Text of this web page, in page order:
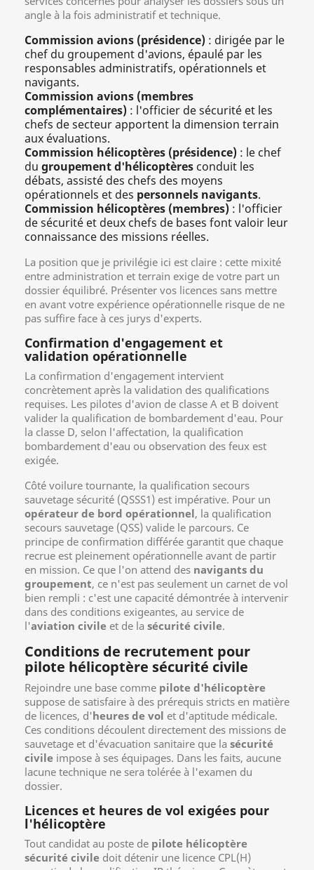
angle à la fois administratif et technique.
Commission avions (présidence) : dirigée par le
chef du groupement d'avions, épaulé par les
responsables administratifs, opérationnels et
navigants.
Commission avions (membres
complémentaires) : l'officier de sécurité et les
chefs de secteur apportent la dimension terrain
aux évaluations.
Commission hélicoptères (présidence) : le chef
du groupement d'hélicoptères conduit les
débats, assisté des chefs des moyens
opérationnels et des personnels navigants.
Commission hélicoptères (membres) : l'officier
de sécurité et deux chefs de bases font valoir leur
connaissance des missions réelles.
La position que je privilégie ici est claire : cette mixité
entre administration et terrain exige de votre part un
dossier équilibré. Présenter vos licences sans mettre
en avant votre expérience opérationnelle risque de ne
pas suffire face à ces jurys d'experts.
Confirmation d'engagement et
validation opérationnelle
La confirmation d'engagement intervient
concrètement après la validation des qualifications
requises. Les pilotes d'avion de classe A et B doivent
valider la qualification de bombardement d'eau. Pour
la classe D, selon l'affectation, la qualification
bombardement d'eau ou observation des feux est
exigée.
Côté voilure tournante, la qualification secours
sauvetage sécurité (QSSS1) est impérative. Pour un
opérateur de bord opérationnel, la qualification
secours sauvetage (QSS) valide le parcours. Ce
principe de confirmation différée garantit que chaque
recrue est pleinement opérationnelle avant de partir
en mission. Ce que l'on attend des navigants du
groupement, ce n'est pas seulement un carnet de vol
bien rempli : c'est une capacité démontrée à intervenir
dans des conditions exigeantes, au service de
l'aviation civile et de la sécurité civile.
Conditions de recrutement pour
pilote hélicoptère sécurité civile
Rejoindre une base comme pilote d'hélicoptère
suppose de satisfaire à des prérequis stricts en matière
de licences, d'heures de vol et d'aptitude médicale.
Ces conditions découlent directement des missions de
sauvetage et d'évacuation sanitaire que la sécurité
civile impose à ses équipages. Dans les faits, aucune
lacune technique ne sera tolérée à l'examen du
dossier.
Licences et heures de vol exigées pour
l'hélicoptère
Tout candidat au poste de pilote hélicoptère
sécurité civile doit détenir une licence CPL(H)